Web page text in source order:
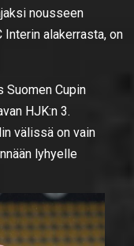
nousseen
alakerrasta, on
Suomen Cupin
HJK:n 3.
välissä on vain
lyhyelle